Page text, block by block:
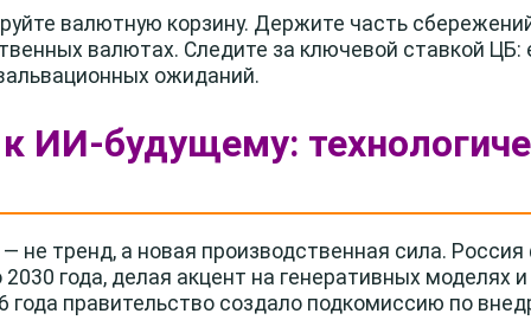
валютную корзину. Держите часть
валютах. Следите за ключевой ставкой
ожиданий.
ИИ-будущему:
не тренд, а новая производственная сила.
года, делая акцент на генеративных моделях
года правительство создало подкомиссию по